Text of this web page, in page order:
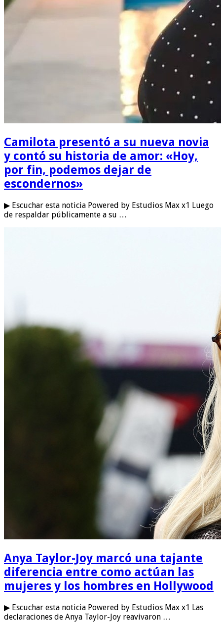
Camilota presentó a su nueva novia
y contó su historia de amor: «Hoy,
por fin, podemos dejar de
escondernos»
▶ Escuchar esta noticia Powered by Estudios Max x1 Luego
de respaldar públicamente a su …
Anya Taylor-Joy marcó una tajante
diferencia entre como actúan las
mujeres y los hombres en Hollywood
▶ Escuchar esta noticia Powered by Estudios Max x1 Las
declaraciones de Anya Taylor-Joy reavivaron …